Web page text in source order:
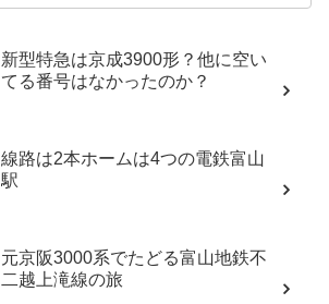
新型特急は京成3900形？他に空い
てる番号はなかったのか？
線路は2本ホームは4つの電鉄富山
駅
元京阪3000系でたどる富山地鉄不
二越上滝線の旅